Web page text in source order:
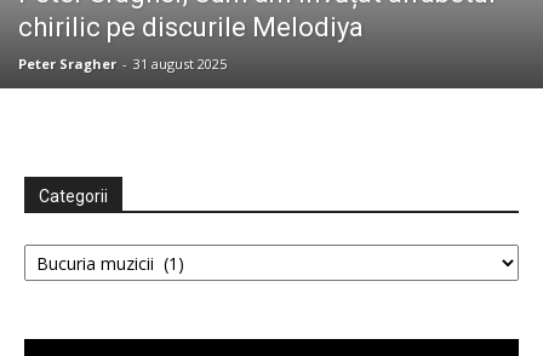
Uniunea
chirilic pe discurile Melodiya
Peter Sragher - 31 august 2025
Categorii
Categorii